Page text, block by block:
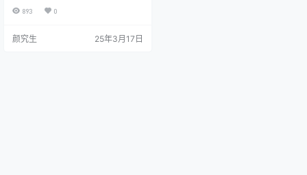
黑色蕾丝写真，更是把神秘、妩媚
的肌肤仿佛带着一点危险的信号，
893 0
颜究生 25年3月17日